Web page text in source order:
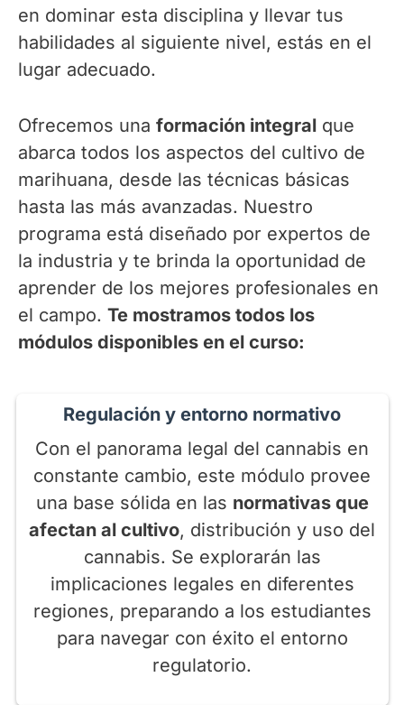
en dominar esta disciplina y llevar tus
habilidades al siguiente nivel, estás en el
lugar adecuado.
Ofrecemos una formación integral que
abarca todos los aspectos del cultivo de
marihuana, desde las técnicas básicas
hasta las más avanzadas. Nuestro
programa está diseñado por expertos de
la industria y te brinda la oportunidad de
aprender de los mejores profesionales en
el campo. Te mostramos todos los
módulos disponibles en el curso:
Regulación y entorno normativo
Con el panorama legal del cannabis en
constante cambio, este módulo provee
una base sólida en las normativas que
afectan al cultivo, distribución y uso del
cannabis. Se explorarán las
implicaciones legales en diferentes
regiones, preparando a los estudiantes
para navegar con éxito el entorno
regulatorio.